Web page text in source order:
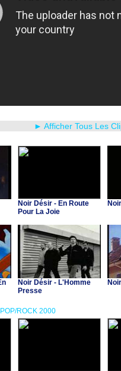
► Afficher Tous Les
Noir Désir - En Route
Pour La Joie
Noir Désir - L'Homme
Presse
ROCK 2000